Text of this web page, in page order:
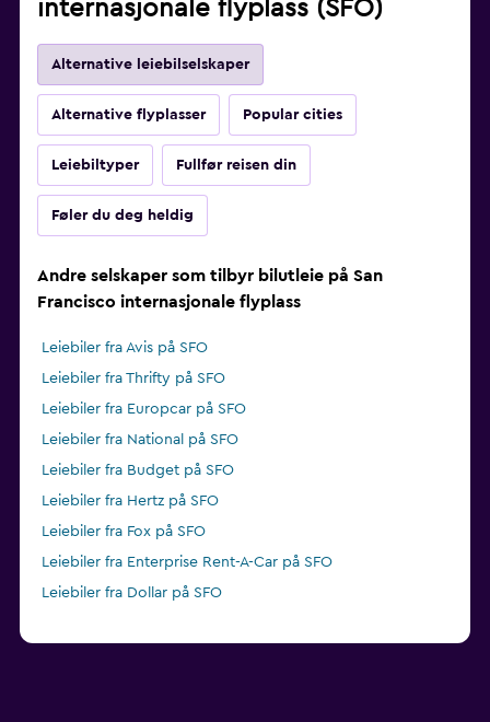
internasjonale flyplass (SFO)
Alternative leiebilselskaper
Alternative flyplasser Popular cities
Leiebiltyper Fullfør reisen din
Føler du deg heldig
Andre selskaper som tilbyr bilutleie på San
Francisco internasjonale flyplass
Leiebiler fra Avis på SFO
Leiebiler fra Thrifty på SFO
Leiebiler fra Europcar på SFO
Leiebiler fra National på SFO
Leiebiler fra Budget på SFO
Leiebiler fra Hertz på SFO
Leiebiler fra Fox på SFO
Leiebiler fra Enterprise Rent-A-Car på SFO
Leiebiler fra Dollar på SFO